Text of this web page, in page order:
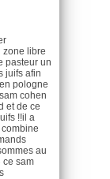
zone libre
pasteur un
juifs afin
pologne
cohen
et de ce
!!il a
au
ce sam